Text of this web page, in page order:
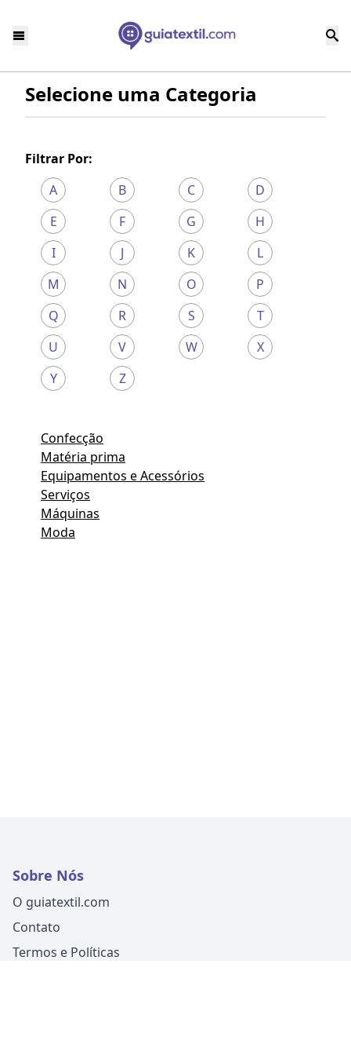
Selecione uma Categoria
Filtrar Por:
A
B C
D
E
F G
H
I
J K
L
M
N O
P
Q
R S
T
U
V W
X
Y
Z
Confecção
Matéria prima
Equipamentos e Acessórios
Serviços
Máquinas
Moda
Sobre Nós
O guiatextil.com
Contato
Termos e Políticas